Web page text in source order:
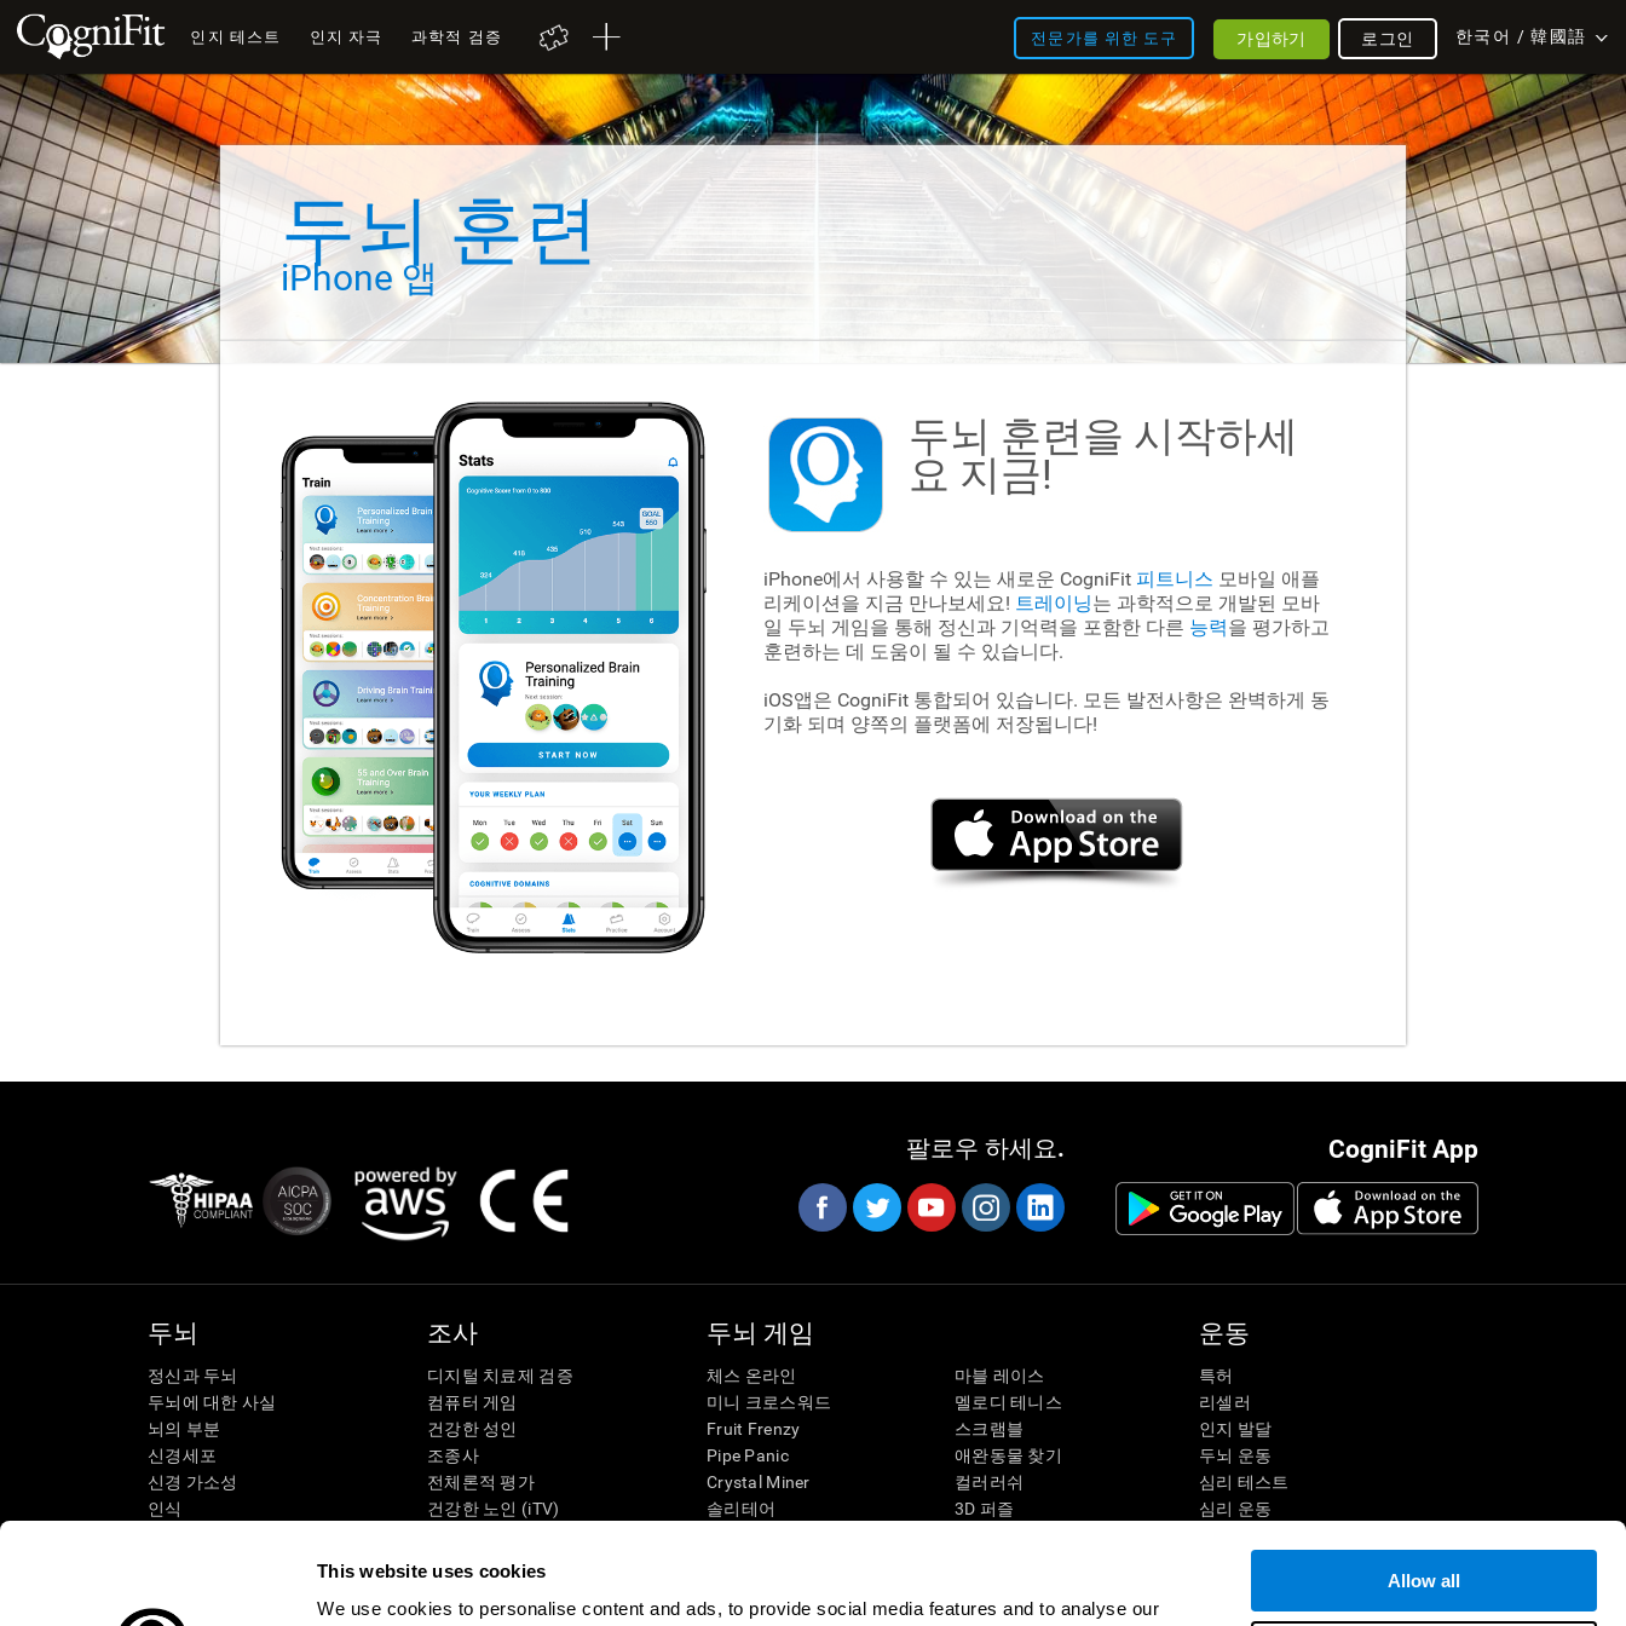
This website uses cookies
We use cookies to personalise content and ads, to provide social media features and to analyse our
Allow all
인지 테스트 인지 자극 과학적 검증 전문가를 위한 도구 한국어 / 韓國語
로그인
가입하기
두뇌 훈련
iPhone 앱
두뇌 훈련을 시작하세
요 지금!
iPhone에서 사용할 수 있는 새로운 CogniFit 피트니스 모바일 애플
리케이션을 지금 만나보세요! 트레이닝는 과학적으로 개발된 모바
일 두뇌 게임을 통해 정신과 기억력을 포함한 다른 능력을 평가하고
훈련하는 데 도움이 될 수 있습니다.
iOS앱은 CogniFit 통합되어 있습니다. 모든 발전사항은 완벽하게 동
기화 되며 양쪽의 플랫폼에 저장됩니다!
CogniFit App
팔로우 하세요.
두뇌
정신과 두뇌
두뇌에 대한 사실
뇌의 부분
신경세포
신경 가소성
인식
집행 기능
조사
디지털 치료제 검증
컴퓨터 게임
건강한 성인
조종사
전체론적 평가
건강한 노인 (iTV)
노인의 인지 상태
SG4D 분류
두뇌 게임
체스 온라인
미니 크로스워드
Fruit Frenzy
Pipe Panic
Crystal Miner
솔리테어
나를 미치게해
마블 레이스
멜로디 테니스
스크램블
애완동물 찾기
컬러러쉬
3D 퍼즐
보드 게임
운동
특허
리셀러
인지 발달
두뇌 운동
심리 테스트
심리 운동
독해 이해